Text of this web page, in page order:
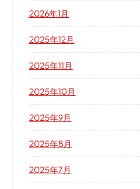
2026年1月
2025年12月
2025年11月
2025年10月
2025年9月
2025年8月
2025年7月